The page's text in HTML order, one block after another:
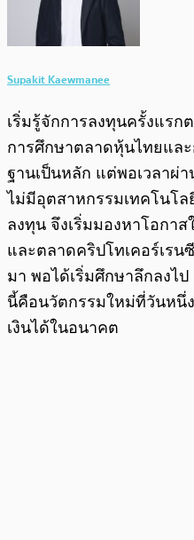
Supakit Kaewmanee
เริ่มรู้จักการลงทุนครั้งแรก
การศึกษาตลาดหุ้นไทยแล
ฐานเป็นหลัก แต่พอเวลาผ่
ไม่มีอุตสาหกรรมเทคโนโ
ลงทุน จึงเริ่มมองหาโอกา
และตลาดคริปโทเคอร์เรน
มา พอได้เริ่มศึกษาลึกลงไ
นี้คือนวัตกรรมใหม่ที่วันหนึ่
เงินได้ในอนาคต